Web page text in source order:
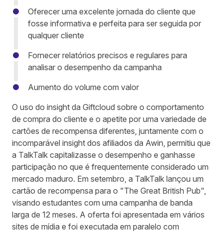
Oferecer uma excelente jornada do cliente que
fosse informativa e perfeita para ser seguida por
qualquer cliente
Fornecer relatórios precisos e regulares para
analisar o desempenho da campanha
Aumento do volume com valor
O uso do insight da Giftcloud sobre o comportamento
de compra do cliente e o apetite por uma variedade de
cartões de recompensa diferentes, juntamente com o
incomparável insight dos afiliados da Awin, permitiu que
a TalkTalk capitalizasse o desempenho e ganhasse
participação no que é frequentemente considerado um
mercado maduro. Em setembro, a TalkTalk lançou um
cartão de recompensa para o "The Great British Pub",
visando estudantes com uma campanha de banda
larga de 12 meses. A oferta foi apresentada em vários
sites de mídia e foi executada em paralelo com